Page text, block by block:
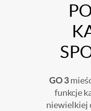
GO 3
funkcje
niewielkiej